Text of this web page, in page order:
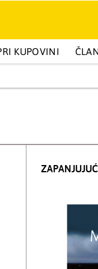
PSIHOLOGIJA
KUPOVINI